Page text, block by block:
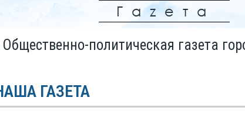
Гаzета
Общественно-политическая газета
ГАЗЕТА